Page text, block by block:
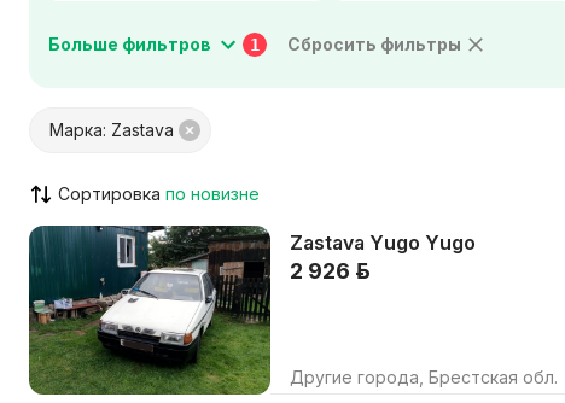
Мощность двигателя, л.с.
VIN указан
ABS / ESP / ASR
Парктроник / камера
Круиз-контроль
Только с видео
Больше фильтров 1 Сбросить фильтры
Марка: Zastava
Сортировка
Zastava Yugo Yugo
2 926 р.
Другие города, Брестская обл.